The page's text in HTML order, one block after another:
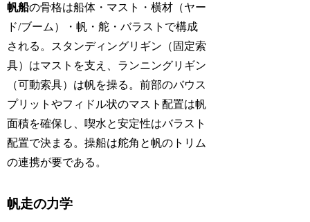
帆船の骨格は船体・マスト・横材（ヤー
ド/ブーム）・帆・舵・バラストで構成
される。スタンディングリギン（固定索
具）はマストを支え、ランニングリギン
（可動索具）は帆を操る。前部のバウス
プリットやフィドル状のマスト配置は帆
面積を確保し、喫水と安定性はバラスト
配置で決まる。操船は舵角と帆のトリム
の連携が要である。
帆走の力学